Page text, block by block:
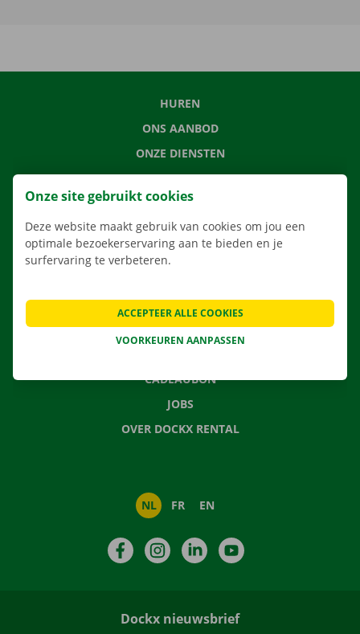
HUREN
ONS AANBOD
ONZE DIENSTEN
LOCATIES
APP
VERHUISOPLOSSINGEN
CONTACTEER ONS
VEELGESTELDE VRAGEN
CADEAUBON
JOBS
OVER DOCKX RENTAL
NL FR EN
FacebookInstagramLinkedIn
Dockx nieuwsbrief
Onze site gebruikt cookies
Deze website maakt gebruik van cookies om jou een
optimale bezoekerservaring aan te bieden en je
surfervaring te verbeteren.
VOORKEUREN AANPASSEN
ACCEPTEER ALLE COOKIES